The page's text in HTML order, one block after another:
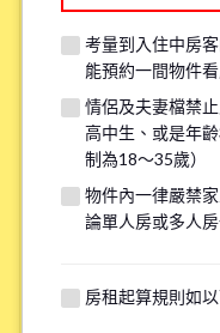
我們的系統目前無法接收來
供其他信箱（如 Gmail、Yahoo
收到我們的回信。
若您在 2-3 天內未收到回覆
電子信箱(確認) *
考量到入住中房
能預約一間物件看
情侶及夫妻檔禁止
高中生、或是年
制為18～35歲）
物件內一律嚴禁
論單人房或多人房
房租起算規則如